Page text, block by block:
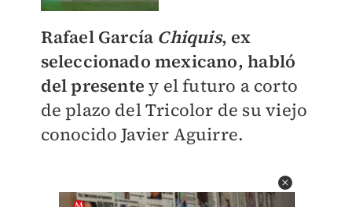
Rafael García Chiquis, ex
seleccionado mexicano, habló
del presentey el futuro a corto
de plazo del Tricolor de su viejo
conocido Javier Aguirre.